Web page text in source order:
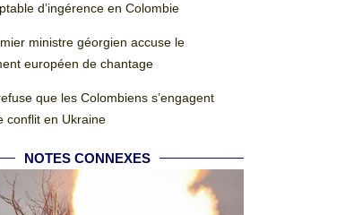
d’ingérence en Colombie
ministre géorgien accuse le
européen de chantage
que les Colombiens s’engagent
conflit en Ukraine
NOTES CONNEXES